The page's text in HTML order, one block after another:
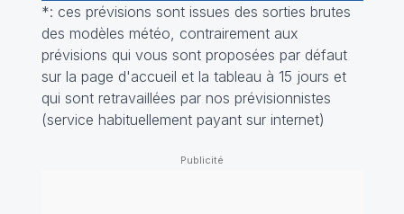
*: ces prévisions sont issues des sorties brutes
des modèles météo, contrairement aux
prévisions qui vous sont proposées par défaut
sur la page d'accueil et la tableau à 15 jours et
qui sont retravaillées par nos prévisionnistes
(service habituellement payant sur internet)